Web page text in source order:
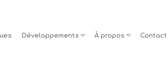
Développements À propos Contact